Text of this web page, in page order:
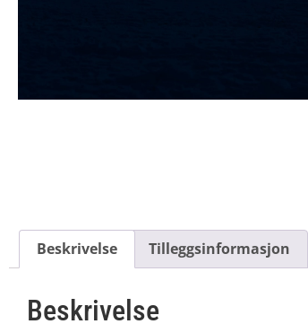
Beskrivelse Tilleggsinformasjon
Beskrivelse